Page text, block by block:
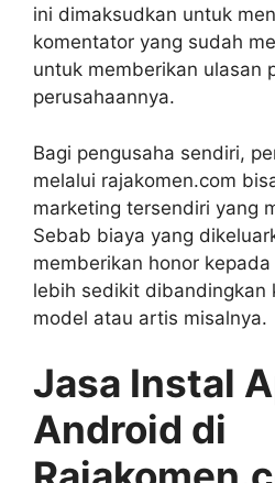
ini dimaksudkan untuk
komentator yang sudah
untuk memberikan ulasan
perusahaannya.
Bagi pengusaha sendiri,
melalui rajakomen.com
marketing tersendiri yang
Sebab biaya yang
memberikan honor
lebih sedikit dibandingkan
model atau artis misalnya.
Jasa Instal
Android di